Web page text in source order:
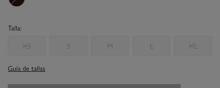
Talla:
XS S M L XL
Guía de tallas